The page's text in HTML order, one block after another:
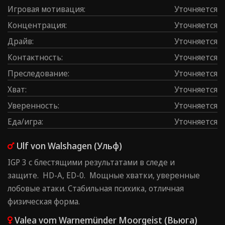
Игровая мотивация:
Уточняется
Концентрация:
Уточняется
Драйв:
Уточняется
Контаĸтность:
Уточняется
Преследование:
Уточняется
Хват:
Уточняется
Уверенность:
Уточняется
Еда/игра: Уточняется
Ulf von Walshagen (Ульф)
IGP 3 с блестящими результатами в следе и
защите. HD-A, ED-0. Мощные хватки, уверенные
лобовые атаки. Стабильная психика, отличная
физическая форма.
Valea vom Warnemünder Moorgeist (Вьюга)